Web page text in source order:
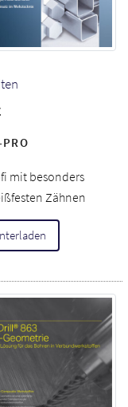
mit besonders
Zähnen